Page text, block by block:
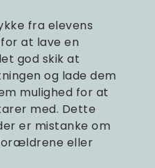
fra elevens
at lave en
god skik at
og lade dem
mulighed for at
med. Dette
er mistanke om
eller